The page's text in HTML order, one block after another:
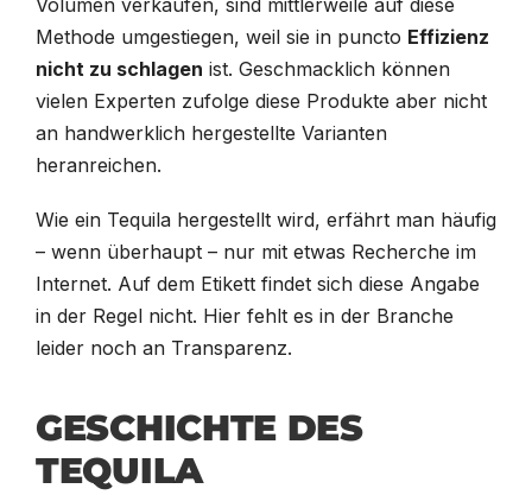
Methode umgestiegen, weil sie in puncto Effizienz
nicht zu schlagen ist. Geschmacklich können
vielen Experten zufolge diese Produkte aber nicht
an handwerklich hergestellte Varianten
heranreichen.
Wie ein Tequila hergestellt wird, erfährt man häufig
– wenn überhaupt – nur mit etwas Recherche im
Internet. Auf dem Etikett findet sich diese Angabe
in der Regel nicht. Hier fehlt es in der Branche
leider noch an Transparenz.
GESCHICHTE DES
TEQUILA